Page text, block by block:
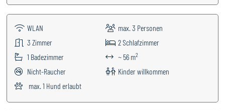
WLAN max. 3 Personen
3Zimmer 2 Schlafzimmer
1 Badezimmer ~ 56 m2
Nicht-Raucher
Kinder willkommen
max. 1 Hund erlaubt